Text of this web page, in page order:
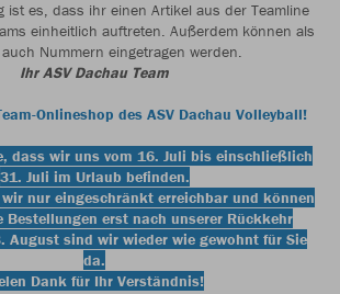
ist es, dass ihr einen Artikel aus der Teamline
einheitlich auftreten. Außerdem können als
Nummern eingetragen werden.
Ihr ASV Dachau Team
Onlineshop des ASV Dachau Volleyball!
dass wir uns vom 16. Juli bis einschließlich
31. Juli im Urlaub befinden.
nur eingeschränkt erreichbar und können
Bestellungen erst nach unserer Rückkehr
August sind wir wieder wie gewohnt für Sie
da.
Dank für Ihr Verständnis!